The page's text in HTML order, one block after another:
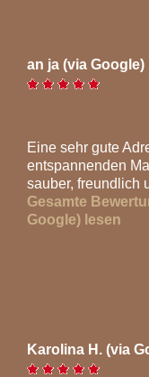
an ja (via Google)
Eine sehr gute
entspannenden
sauber, freundlich
Gesamte
Google) lesen
Karolina H. (via